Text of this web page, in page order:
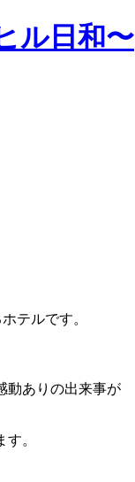
ル日和〜
テルです。
動ありの出来事が
。